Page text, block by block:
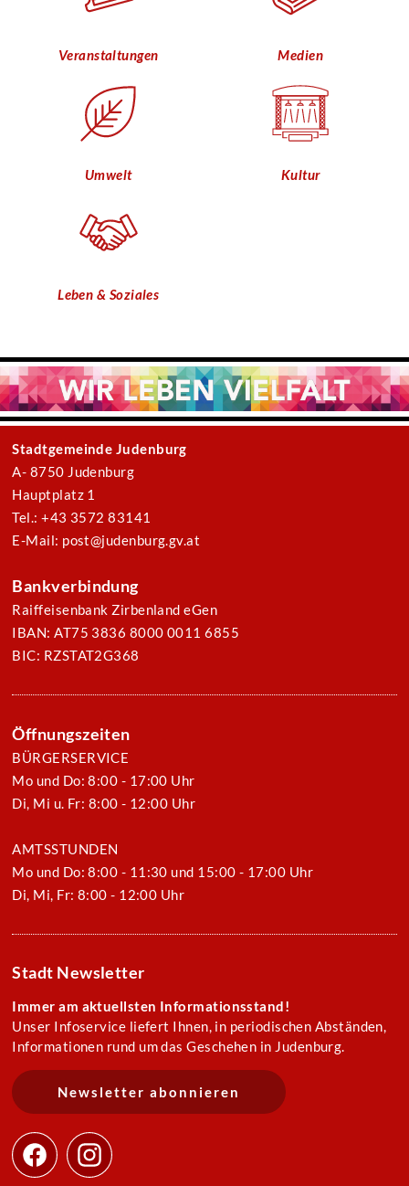
Veranstaltungen Medien
Umwelt Kultur
Leben & Soziales
Stadtgemeinde Judenburg
A- 8750 Judenburg
Hauptplatz 1
Tel.: +43 3572 83141
E-Mail: post@judenburg.gv.at
Bankverbindung
Raiffeisenbank Zirbenland eGen
IBAN: AT75 3836 8000 0011 6855
BIC: RZSTAT2G368
Öffnungszeiten
BÜRGERSERVICE
Mo und Do: 8:00 - 17:00 Uhr
Di, Mi u. Fr: 8:00 - 12:00 Uhr
AMTSSTUNDEN
Mo und Do: 8:00 - 11:30 und 15:00 - 17:00 Uhr
Di, Mi, Fr: 8:00 - 12:00 Uhr
Stadt Newsletter
Immer am aktuellsten Informationsstand!
Unser Infoservice liefert Ihnen, in periodischen Abständen,
Informationen rund um das Geschehen in Judenburg.
Newsletter abonnieren